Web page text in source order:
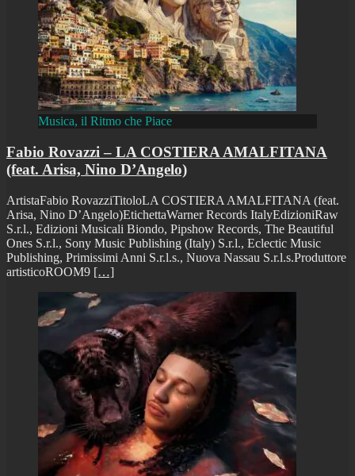
Musica, il Ritmo che Piace
Fabio Rovazzi – LA COSTIERA AMALFITANA
(feat. Arisa, Nino D’Angelo)
ArtistaFabio RovazziTitoloLA COSTIERA AMALFITANA (feat.
Arisa, Nino D’Angelo)EtichettaWarner Records ItalyEdizioniRaw
S.r.l., Edizioni Musicali Biondo, Pipshow Records, The Beautiful
Ones S.r.l., Sony Music Publishing (Italy) S.r.l., Eclectic Music
Publishing, Primissimi Anni S.r.l.s., Nuova Nassau S.r.l.s.Produttore
artisticoROOM9 […]